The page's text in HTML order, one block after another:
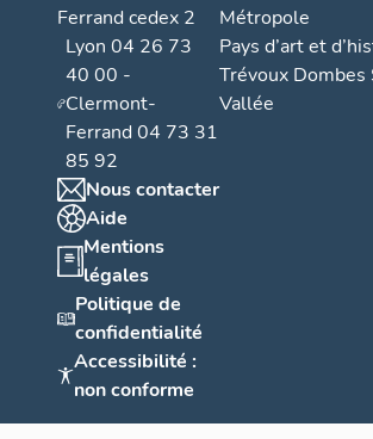
Ferrand cedex 2
Lyon 04 26 73
40 00 -
Clermont-
Ferrand 04 73 31
85 92
Nous contacter
Aide
Mentions
légales
Politique de
confidentialité
Accessibilité :
non conforme
Métropole
Pays d’art et
Trévoux Dombes
Vallée